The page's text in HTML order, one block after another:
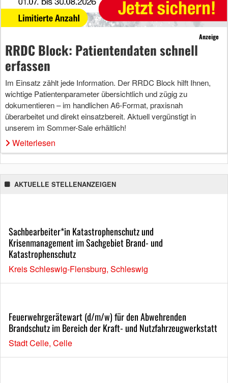
Anzeige
RRDC Block: Patientendaten schnell
erfassen
Im Einsatz zählt jede Information. Der RRDC Block hilft Ihnen,
wichtige Patientenparameter übersichtlich und zügig zu
dokumentieren – im handlichen A6-Format, praxisnah
überarbeitet und direkt einsatzbereit. Aktuell vergünstigt in
unserem im Sommer-Sale erhältlich!
Weiterlesen
AKTUELLE STELLENANZEIGEN
Sachbearbeiter*in Katastrophenschutz und
Krisenmanagement im Sachgebiet Brand- und
Katastrophenschutz
Kreis Schleswig-Flensburg, Schleswig
Feuerwehrgerätewart (d/m/w) für den Abwehrenden
Brandschutz im Bereich der Kraft- und Nutzfahrzeugwerkstatt
Stadt Celle, Celle